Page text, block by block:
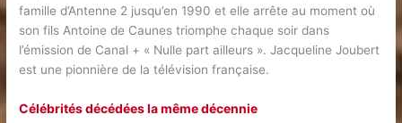
famille d’Antenne 2 jusqu’en 1990 et elle arrête au moment où
son fils Antoine de Caunes triomphe chaque soir dans
l’émission de Canal + « Nulle part ailleurs ». Jacqueline Joubert
est une pionnière de la télévision française.
Célébrités décédées la même décennie